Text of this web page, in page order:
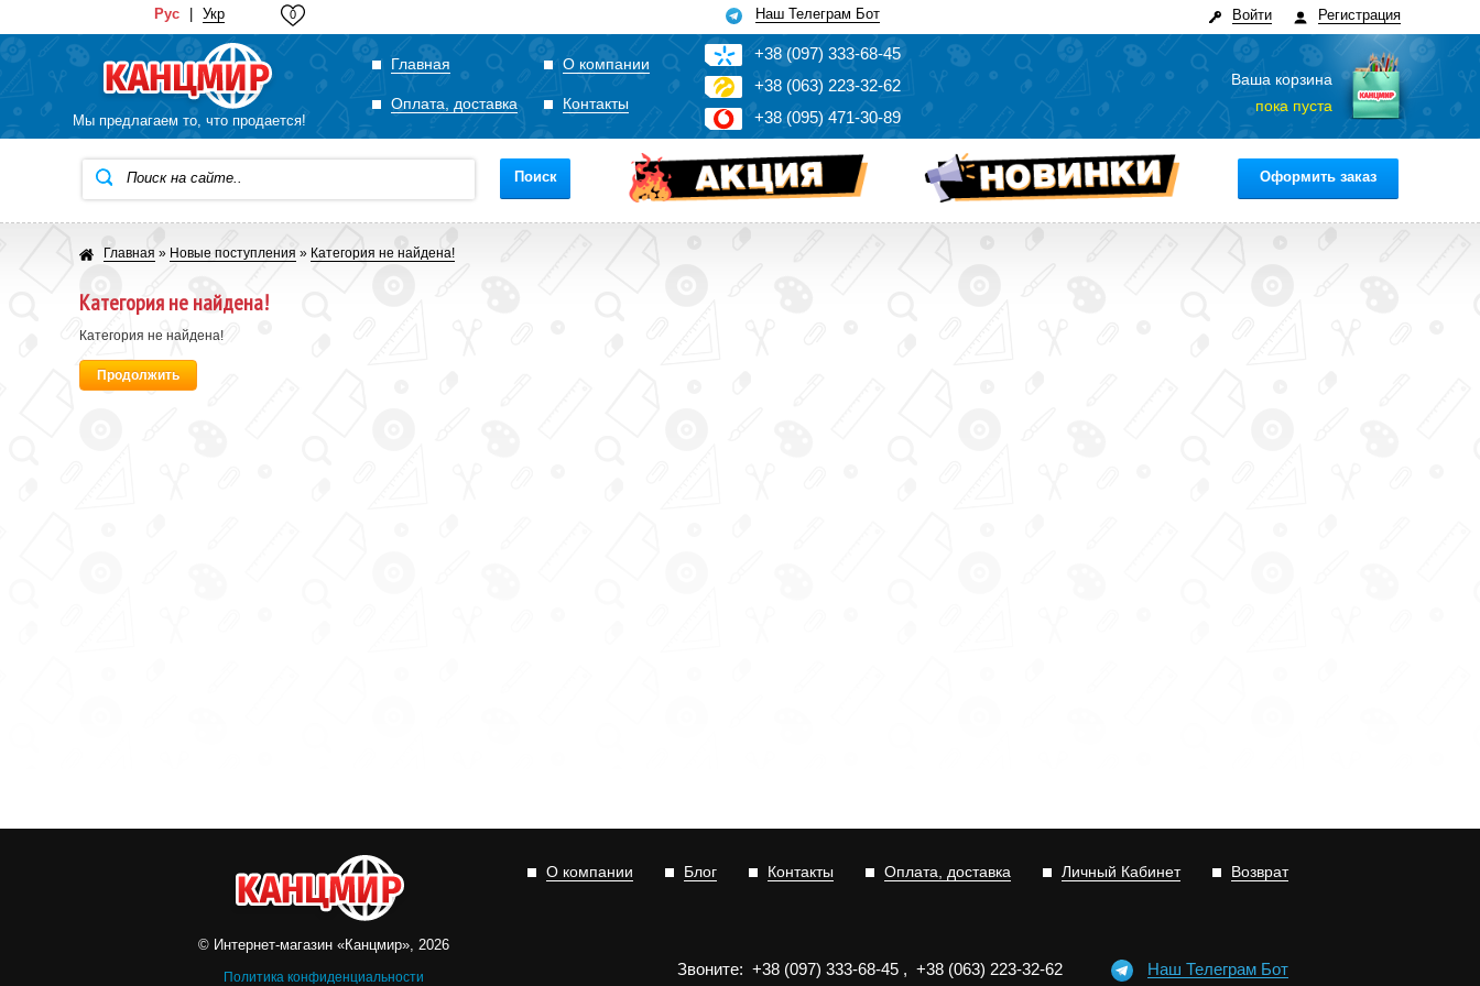
Рус Укр 0 Наш Телеграм Бот Регистрация
Войти
Мы предлагаем то, что продается!
Главная О компании
Оплата, доставка Контакты
+38(097) 333-68-45
+38 (063) 223-32-62
+38 (095)471-30-89
Ваша корзина
пока пуста
Поиск Оформить заказ
Главная » Новые поступления » Категория не найдена!
Категория не найдена!
Категория не найдена!
Продолжить
© Интернет-магазин «Канцмир», 2026
Политика конфиденциальности
Возврат
Личный Кабинет
Оплата, доставка
Контакты
Блог
О компании
Звоните: +38 (097) 333-68-45 , +38 (063) 223-32-62 Наш Телеграм Бот